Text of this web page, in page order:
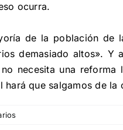
ocurra.
de la población de
demasiado altos».
necesita una
que salgamos de la